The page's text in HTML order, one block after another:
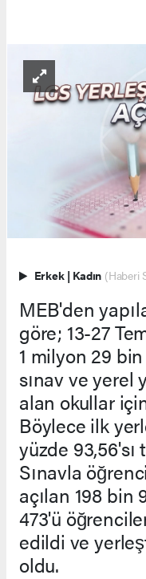
Erkek | Kadın (Haberi
MEB'den
göre; 13-27
1 milyon 29
sınav ve yerel
alan okullar
Böylece ilk
yüzde
Sınavla
açılan 198 bin
473'ü
edildi ve
oldu.